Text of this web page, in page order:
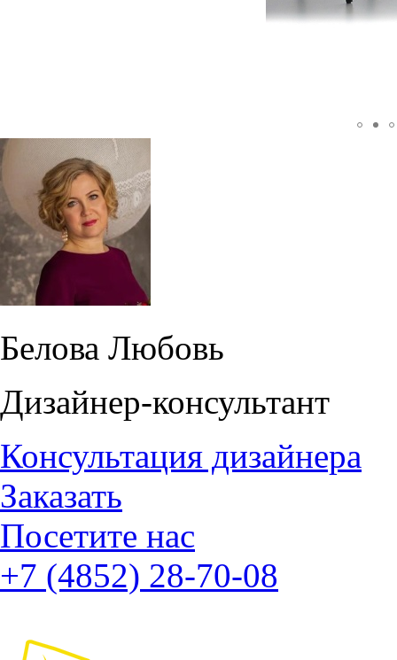
Белова Любовь
Дизайнер-консультант
Консультация дизайнера
Заказать
Посетите нас
+7 (4852) 28-70-08